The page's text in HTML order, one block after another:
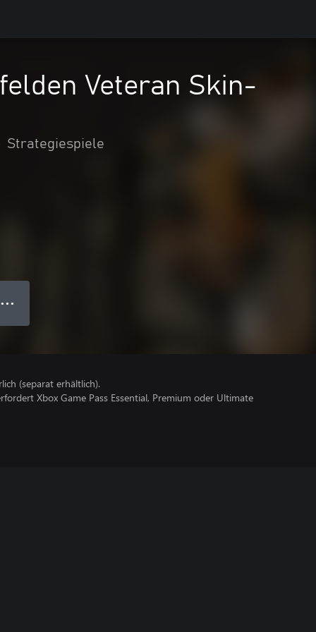
Veteran Skin-
Strategiespiele
● ● ●
(separat erhältlich).
Xbox Game Pass Essential, Premium oder Ultimate